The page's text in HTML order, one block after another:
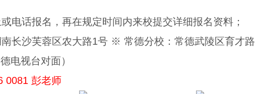
电话报名，再在规定时间内来校提交详细报名资料；
长沙芙蓉区农大路1号 ※ 常德分校：常德武陵区育才路
电视台对面）
0081 彭老师